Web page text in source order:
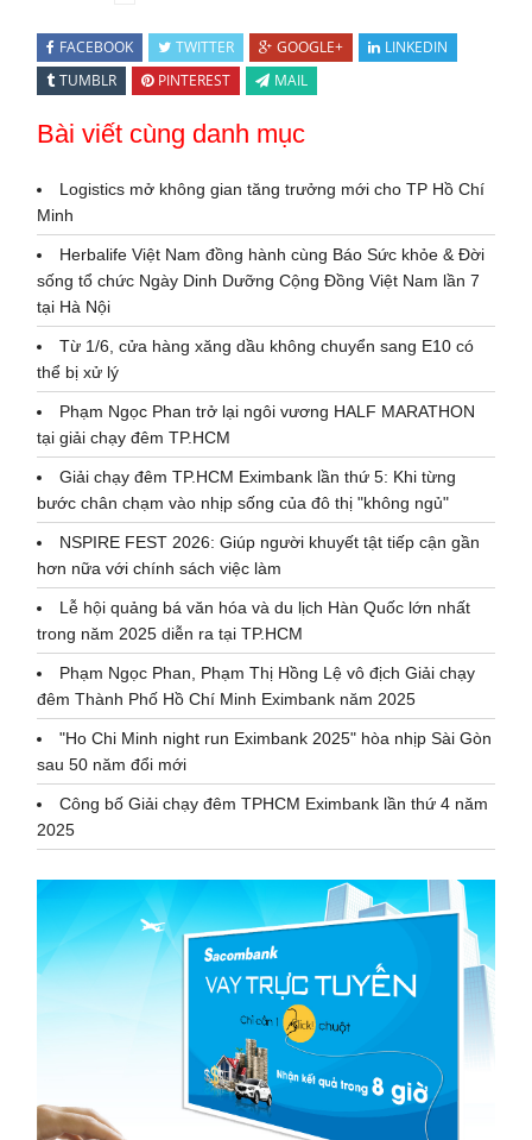
FACEBOOK TWITTER GOOGLE+
LINKEDIN
TUMBLR
PINTEREST MAIL
Bài viết cùng danh mục
Logistics mở không gian tăng trưởng mới cho TP Hồ Chí
Minh
Herbalife Việt Nam đồng hành cùng Báo Sức khỏe & Đời
sống tổ chức Ngày Dinh Dưỡng Cộng Đồng Việt Nam lần 7
tại Hà Nội
Từ 1/6, cửa hàng xăng dầu không chuyển sang E10 có
thể bị xử lý
Phạm Ngọc Phan trở lại ngôi vương HALF MARATHON
tại giải chạy đêm TP.HCM
Giải chạy đêm TP.HCM Eximbank lần thứ 5: Khi từng
bước chân chạm vào nhịp sống của đô thị "không ngủ"
NSPIRE FEST 2026: Giúp người khuyết tật tiếp cận gần
hơn nữa với chính sách việc làm
Lễ hội quảng bá văn hóa và du lịch Hàn Quốc lớn nhất
trong năm 2025 diễn ra tại TP.HCM
Phạm Ngọc Phan, Phạm Thị Hồng Lệ vô địch Giải chạy
đêm Thành Phố Hồ Chí Minh Eximbank năm 2025
"Ho Chi Minh night run Eximbank 2025" hòa nhịp Sài Gòn
sau 50 năm đổi mới
Công bố Giải chạy đêm TPHCM Eximbank lần thứ 4 năm
2025